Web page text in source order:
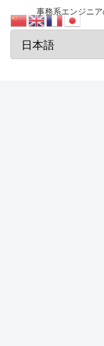
事務系エンジニ